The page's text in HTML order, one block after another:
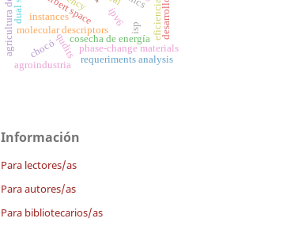
cosecha de energía
ipv6
molecular descriptors
phase-change materials
qudits
hilbert space
requeriments analysis
instances
isp
agroindustria
chocó
Información
Para lectores/as
Para autores/as
Para bibliotecarios/as